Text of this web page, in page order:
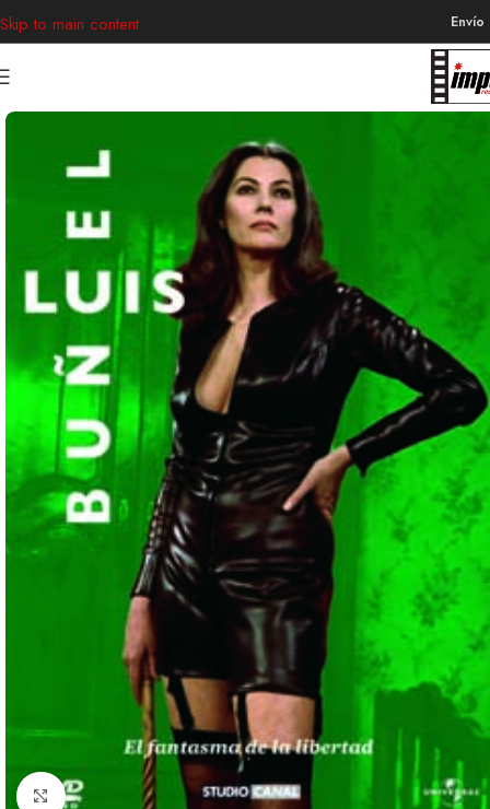
Skip to main content
Clic para ampliar